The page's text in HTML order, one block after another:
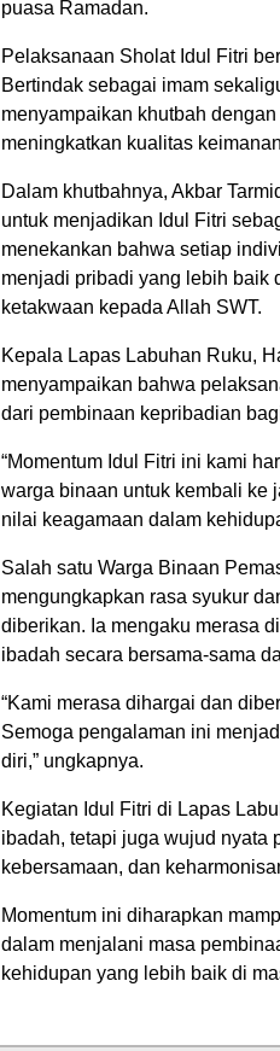
puasa Ramadan.
Pelaksanaan Sholat Idul Fitri
Bertindak sebagai imam
menyampaikan khutbah
meningkatkan kualitas
Dalam khutbahnya, Akbar
untuk menjadikan Idul Fitri
menekankan bahwa setiap
menjadi pribadi yang lebih baik
ketakwaan kepada Allah SWT.
Kepala Lapas Labuhan Ruku,
menyampaikan bahwa
dari pembinaan kepribadian
“Momentum Idul Fitri ini kami
warga binaan untuk kembali ke
nilai keagamaan dalam
Salah satu Warga Binaan
mengungkapkan rasa syukur
diberikan. Ia mengaku merasa
ibadah secara bersama-sama
“Kami merasa dihargai dan
Semoga pengalaman ini
diri,” ungkapnya.
Kegiatan Idul Fitri di Lapas
ibadah, tetapi juga wujud nyata
kebersamaan, dan
Momentum ini diharapkan
dalam menjalani masa
kehidupan yang lebih baik di